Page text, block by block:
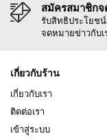
สมัครสมาชิก
รับสิทธิประโยช
จดหมายข่าวกับเ
เกี่ยวกับร้าน
เกี่ยวกับเรา
ติดต่อเรา
เข้าสู่ระบบ